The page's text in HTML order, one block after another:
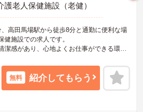
護老人保健施設（老健）
高田馬場駅から徒歩8分と通勤に便利な場
健施設での求人です。
潔感があり、心地よくお仕事ができる環境
対策ポイントなど、詳細をお話しいたしま
ださい。
無料 紹介してもらう